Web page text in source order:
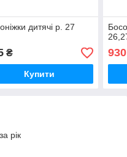
дитячі р. 27
₴
Купити
930
рік